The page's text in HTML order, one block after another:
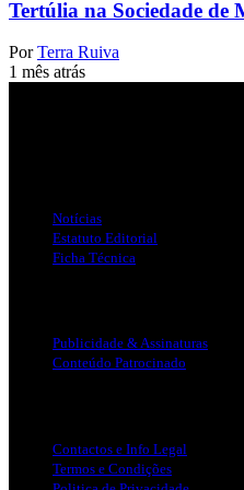
Tertúlia na Sociedade de
Por Terra Ruiva
1 mês atrás
Notícias
Estatuto Editorial
Ficha Técnica
Publicidade & Assinaturas
Conteúdo Patrocinado
Contactos e Info Legal
Termos e Condições